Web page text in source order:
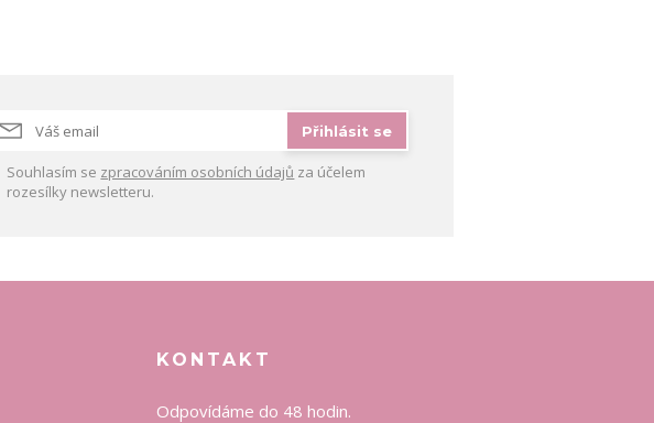
Přihlásit se
Souhlasím se zpracováním osobních údajů za účelem
rozesílky newsletteru.
KONTAKT
Odpovídáme do 48 hodin.